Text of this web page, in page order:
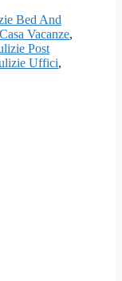
Bed And
Vacanze,
Post
Uffici,